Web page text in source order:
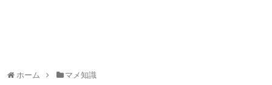
ホーム マメ知識